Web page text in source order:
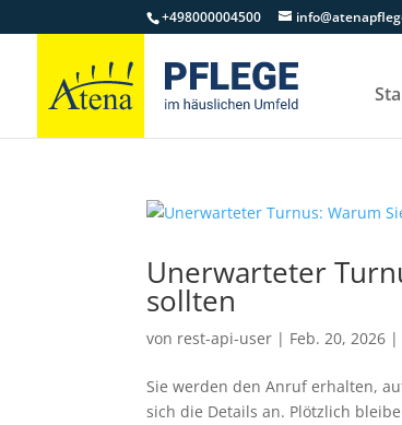
+498000004500
Unerwarteter
sollten
von rest-api-user | Feb. 20, 2026
Sie werden den Anruf erhalten,
sich die Details an. Plötzlich